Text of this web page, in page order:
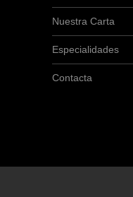
Nuestra Carta
Especialidades
Contacta